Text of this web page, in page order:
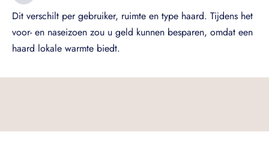
Dit verschilt per gebruiker, ruimte en type haard. Tijdens het
voor- en naseizoen zou u geld kunnen besparen, omdat een
haard lokale warmte biedt.